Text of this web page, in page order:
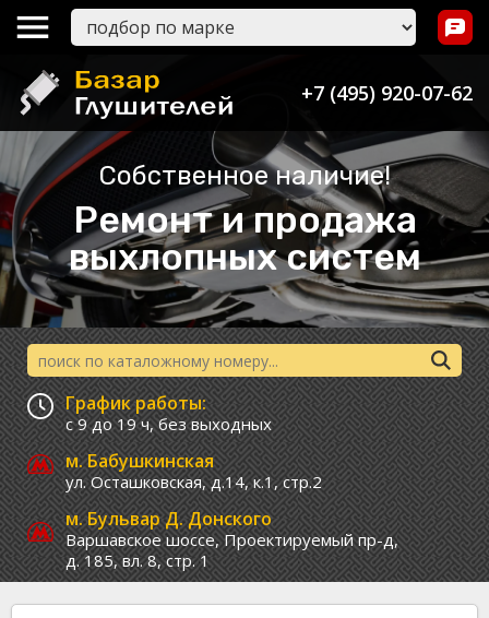
+7 (495) 920-07-62
Собственное наличие!
Ремонт и продажа
выхлопных систем
График работы:
с 9 до 19 ч,без выходных
м. Бабушкинская
ул. Осташковская, д.14, к.1, стр.2
м. Бульвар Д. Донского
Варшавское шоссе,Проектируемый пр-д,
д. 185, вл. 8, стр. 1